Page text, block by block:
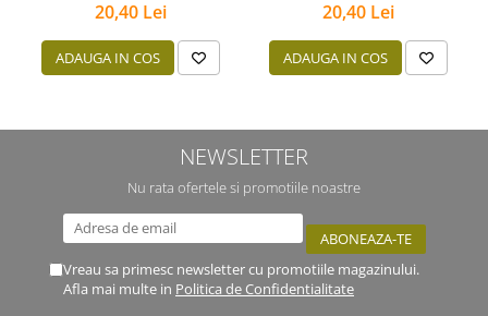
20,40 Lei
ADAUGA IN COS
20,40 Lei
ADAUGA IN COS
NEWSLETTER
Nu rata ofertele si promotiile noastre
Vreau sa primesc newsletter cu promotiile magazinului.
Afla mai multe in Politica de Confidentialitate